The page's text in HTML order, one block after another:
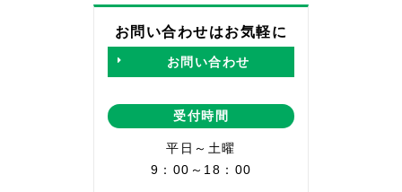
お問い合わせはお気軽に
お問い合わせ
受付時間
平日～土曜
9：00～18：00